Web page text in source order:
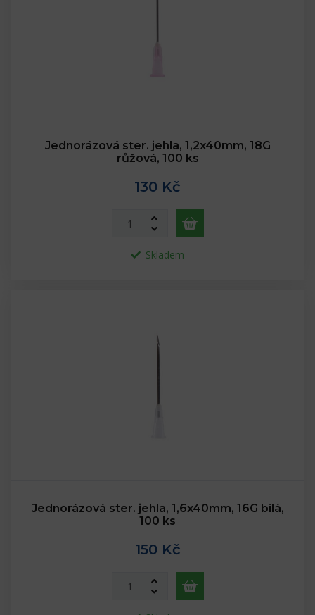
Jednorázová ster. jehla, 1,2x40mm, 18G
růžová, 100 ks
130 Kč
Skladem
Jednorázová ster. jehla, 1,6x40mm, 16G bílá,
100 ks
150 Kč